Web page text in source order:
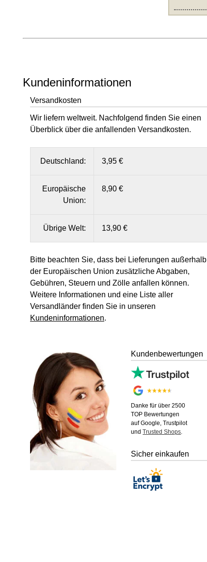
Kundeninformationen
Versandkosten
Wir liefern weltweit. Nachfolgend finden Sie einen
Überblick über die anfallenden Versandkosten.
Deutschland: 3,95 €
Europäische
Union:
8,90 €
Übrige Welt: 13,90 €
Bitte beachten Sie, dass bei Lieferungen außerhalb
der Europäischen Union zusätzliche Abgaben,
Gebühren, Steuern und Zölle anfallen können.
Weitere Informationen und eine Liste aller
Versandländer finden Sie in unseren
Kundeninformationen.
Kundenbewertungen
Danke für über 2500
TOP Bewertungen
auf Google, Trustpilot
undTrusted Shops.
Sicher einkaufen